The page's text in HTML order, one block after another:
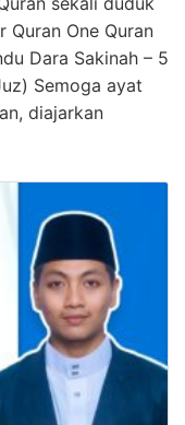
Quran One Quran
Dara Sakinah – 5
Semoga ayat
diajarkan